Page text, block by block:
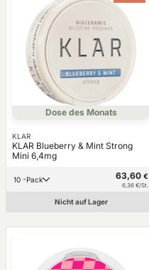
Dose des Monats
KLAR
KLAR Blueberry & Mint Strong
Mini 6,4mg
10 -Pack 63,60 €
6,36 €/St.
Nicht auf Lager